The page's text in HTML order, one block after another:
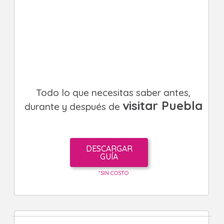
Todo lo que necesitas saber antes,
durante y después de visitar Puebla
DESCARGAR
GUÍA
*SIN COSTO